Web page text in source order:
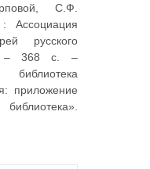
С.Ф.
Ассоциация
русского
– 368 с. –
приложение